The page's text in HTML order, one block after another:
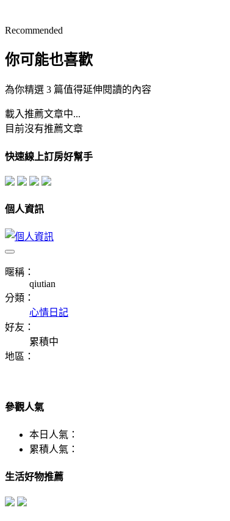
Recommended
你可能也喜歡
為你精選 3 篇值得延伸閱讀的內容
載入推薦文章中...
目前沒有推薦文章
快速線上訂房好幫手
個人資訊
暱稱：
qiutian
分類：
心情日記
好友：
累積中
地區：
參觀人氣
本日人氣：
累積人氣：
生活好物推薦